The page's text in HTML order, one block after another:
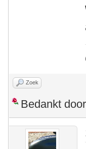
Zoek
Bedankt